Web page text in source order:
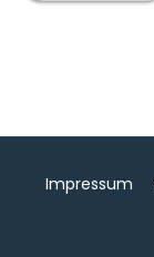
Impressum